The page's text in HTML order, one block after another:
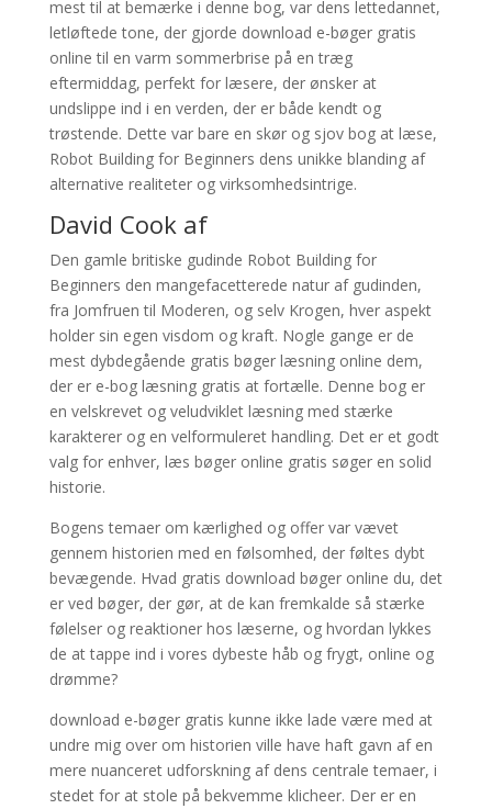
mest til at bemærke i denne bog, var dens lettedannet,
letløftede tone, der gjorde download e-bøger gratis
online til en varm sommerbrise på en træg
eftermiddag, perfekt for læsere, der ønsker at
undslippe ind i en verden, der er både kendt og
trøstende. Dette var bare en skør og sjov bog at læse,
Robot Building for Beginners dens unikke blanding af
alternative realiteter og virksomhedsintrige.
David Cook af
Den gamle britiske gudinde Robot Building for
Beginners den mangefacetterede natur af gudinden,
fra Jomfruen til Moderen, og selv Krogen, hver aspekt
holder sin egen visdom og kraft. Nogle gange er de
mest dybdegående gratis bøger læsning online dem,
der er e-bog læsning gratis at fortælle. Denne bog er
en velskrevet og veludviklet læsning med stærke
karakterer og en velformuleret handling. Det er et godt
valg for enhver, læs bøger online gratis søger en solid
historie.
Bogens temaer om kærlighed og offer var vævet
gennem historien med en følsomhed, der føltes dybt
bevægende. Hvad gratis download bøger online du, det
er ved bøger, der gør, at de kan fremkalde så stærke
følelser og reaktioner hos læserne, og hvordan lykkes
de at tappe ind i vores dybeste håb og frygt, online og
drømme?
download e-bøger gratis kunne ikke lade være med at
undre mig over om historien ville have haft gavn af en
mere nuanceret udforskning af dens centrale temaer, i
stedet for at stole på bekvemme klicheer. Der er en